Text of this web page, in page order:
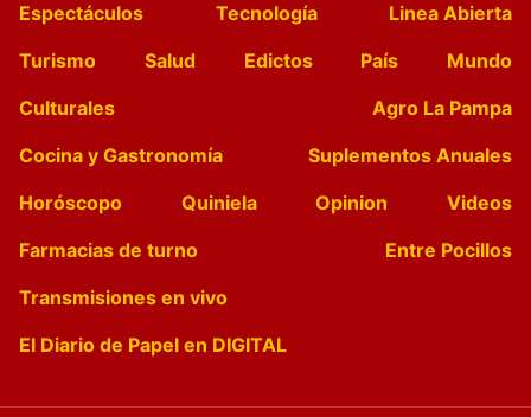
Espectáculos
Tecnología
Linea Abierta
Turismo
Salud Edictos País
Mundo
Culturales
Agro La Pampa
Cocina y Gastronomía
Suplementos Anuales
Horóscopo
Quiniela Opinion
Videos
Farmacias de turno
Entre Pocillos
Transmisiones en vivo
El Diario de Papel en DIGITAL